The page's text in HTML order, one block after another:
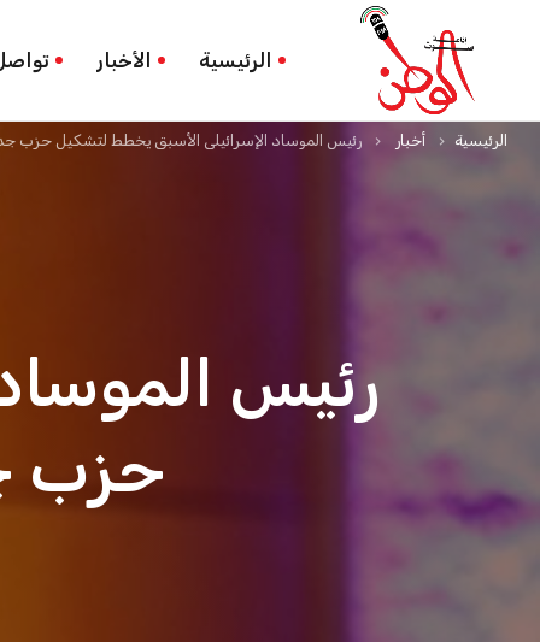
الرئيسية الأخبار
الرئيسية keyboard_arrow_right أخبار keyboard_arrow_right رئيس الموساد الإسرائيلي الأسبق يخطط لتشكيل حزب جديد
رئيس
حزب